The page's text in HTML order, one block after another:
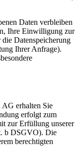
Daten verbleiben
Ihre Einwilligung zur
Datenspeicherung
Ihrer Anfrage).
erhalten Sie
erfolgt zum
zur Erfüllung unserer
b DSGVO). Die
berechtigten